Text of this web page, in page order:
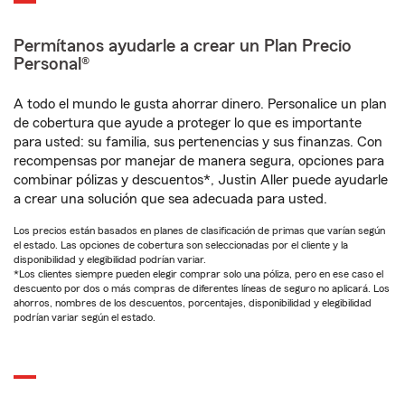
Permítanos ayudarle a crear un Plan Precio
Personal®
A todo el mundo le gusta ahorrar dinero. Personalice un plan
de cobertura que ayude a proteger lo que es importante
para usted: su familia, sus pertenencias y sus finanzas. Con
recompensas por manejar de manera segura, opciones para
combinar pólizas y descuentos*, Justin Aller puede ayudarle
a crear una solución que sea adecuada para usted.
Los precios están basados en planes de clasificación de primas que varían según
el estado. Las opciones de cobertura son seleccionadas por el cliente y la
disponibilidad y elegibilidad podrían variar.
*Los clientes siempre pueden elegir comprar solo una póliza, pero en ese caso el
descuento por dos o más compras de diferentes líneas de seguro no aplicará. Los
ahorros, nombres de los descuentos, porcentajes, disponibilidad y elegibilidad
podrían variar según el estado.